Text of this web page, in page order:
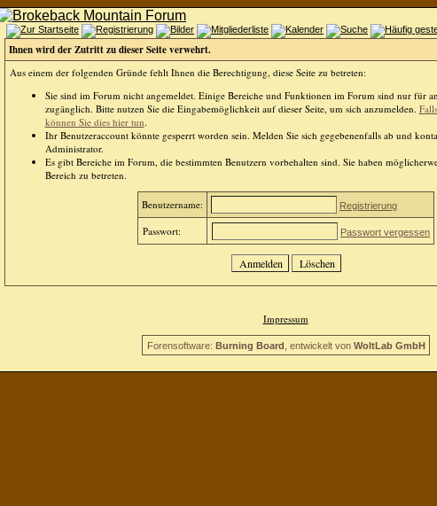
Ihnen wird der Zutritt zu dieser Seite verwehrt.
Aus einem der folgenden Gründe fehlt Ihnen die Berechtigung, diese Seite zu betreten:
Sie sind im Forum nicht angemeldet. Einige Bereiche und Funktionen im Forum sind nur für
zugänglich. Bitte nutzen Sie die Eingabemöglichkeit auf dieser Seite, um sich anzumelden.
können Sie dies hier tun.
Ihr Benutzeraccount könnte gesperrt worden sein. Melden Sie sich gegebenenfalls ab und
Administrator.
Es gibt Bereiche im Forum, die bestimmten Benutzern vorbehalten sind. Sie haben
Bereich zu betreten.
Benutzername: Registrierung
Passwort: Passwort vergessen
Impressum
Forensoftware: Burning Board , entwickelt von WoltLab GmbH